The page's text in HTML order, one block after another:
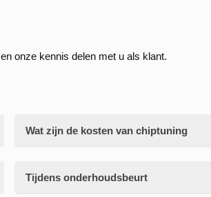
onze kennis delen met u als klant.
Wat zijn de kosten van chiptuning
Tijdens onderhoudsbeurt